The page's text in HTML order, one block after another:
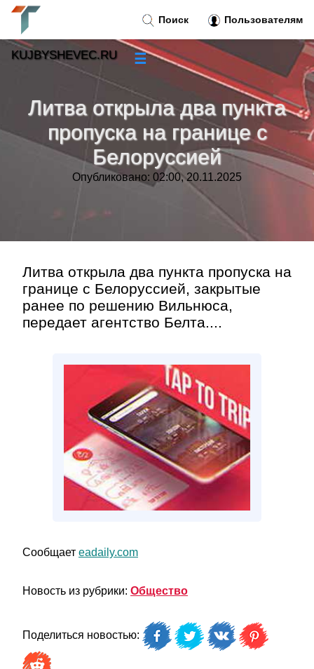
Литва открыла два пункта
пропуска на границе с
Белоруссией
Опубликовано: 02:00, 20.11.2025
Литва открыла два пункта пропуска на
границе с Белоруссией, закрытые
ранее по решению Вильнюса,
передает агентство Белта....
Сообщает eadaily.com
Новость из рубрики: Общество
Поделиться новостью:
Поиск Пользователям
KUJBYSHEVEC.RU ☰
Новости»
Тренды новостей »
Рубрики»
Контакт»